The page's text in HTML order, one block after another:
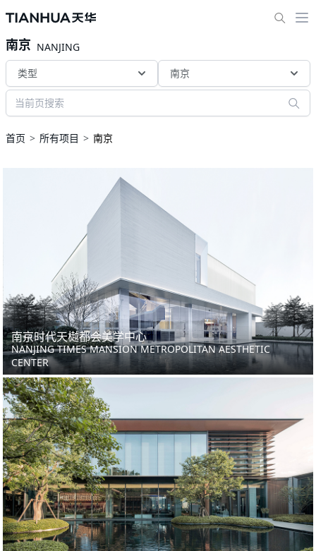
南京 NANJING
类型
南京
首页 所有项目 南京
南京时代天樾都会美学中心
NANJING TIMES MANSION METROPOLITAN AESTHETIC
CENTER